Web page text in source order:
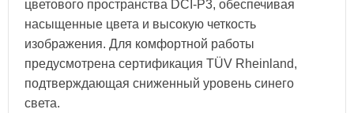
цветового пространства DCI-P3, обеспечивая
насыщенные цвета и высокую четкость
изображения. Для комфортной работы
предусмотрена сертификация TÜV Rheinland,
подтверждающая сниженный уровень синего
света.